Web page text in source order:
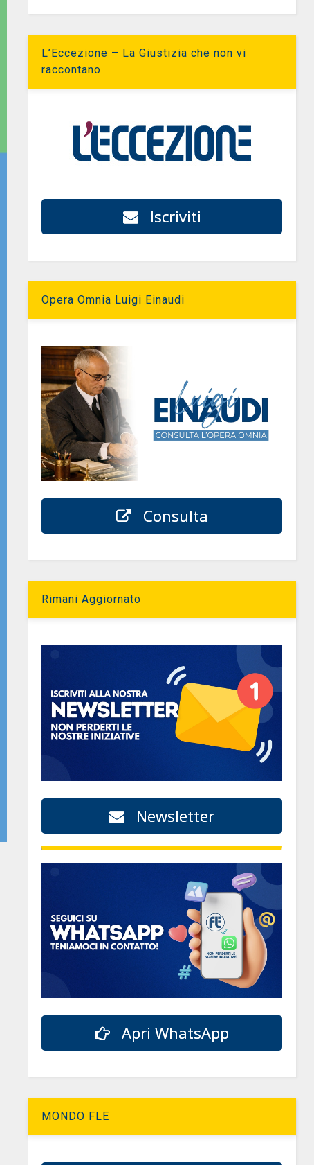
L’Eccezione – La Giustizia che non vi
raccontano
Iscriviti
Opera Omnia Luigi Einaudi
Consulta
Rimani Aggiornato
Newsletter
Apri WhatsApp
MONDO FLE